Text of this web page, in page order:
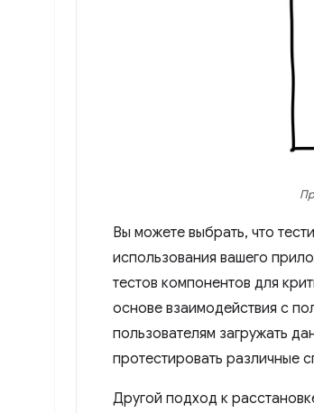
Вы можете выбрать, что
использования вашего
тестов компонентов для
основе взаимодействия с
пользователям загружать
протестировать различные
Другой подход к